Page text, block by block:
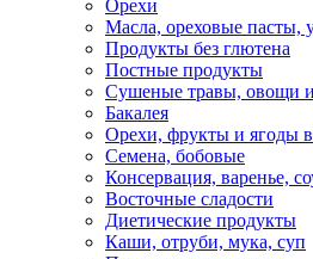
Орехи
Масла, ореховые пасты,
Продукты без глютена
Постные продукты
Сушеные травы, овощи
Бакалея
Орехи, фрукты и ягоды
Семена, бобовые
Консервация, варенье,
Восточные сладости
Диетические продукты
Каши, отруби, мука, суп